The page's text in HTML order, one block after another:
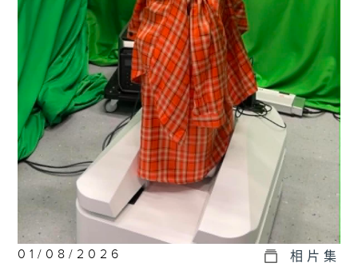
01/08/2026 相片集